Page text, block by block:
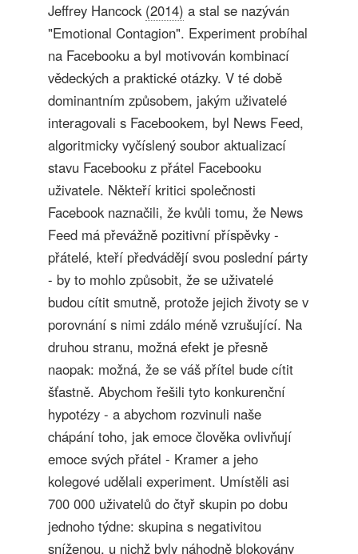
Jeffrey Hancock (2014) a stal se nazýván
"Emotional Contagion". Experiment probíhal
na Facebooku a byl motivován kombinací
vědeckých a praktické otázky. V té době
dominantním způsobem, jakým uživatelé
interagovali s Facebookem, byl News Feed,
algoritmicky vyčíslený soubor aktualizací
stavu Facebooku z přátel Facebooku
uživatele. Někteří kritici společnosti
Facebook naznačili, že kvůli tomu, že News
Feed má převážně pozitivní příspěvky -
přátelé, kteří předvádějí svou poslední párty
- by to mohlo způsobit, že se uživatelé
budou cítit smutně, protože jejich životy se v
porovnání s nimi zdálo méně vzrušující. Na
druhou stranu, možná efekt je přesně
naopak: možná, že se váš přítel bude cítit
šťastně. Abychom řešili tyto konkurenční
hypotézy - a abychom rozvinuli naše
chápání toho, jak emoce člověka ovlivňují
emoce svých přátel - Kramer a jeho
kolegové udělali experiment. Umístěli asi
700 000 uživatelů do čtyř skupin po dobu
jednoho týdne: skupina s negativitou
sníženou, u nichž byly náhodně blokovány